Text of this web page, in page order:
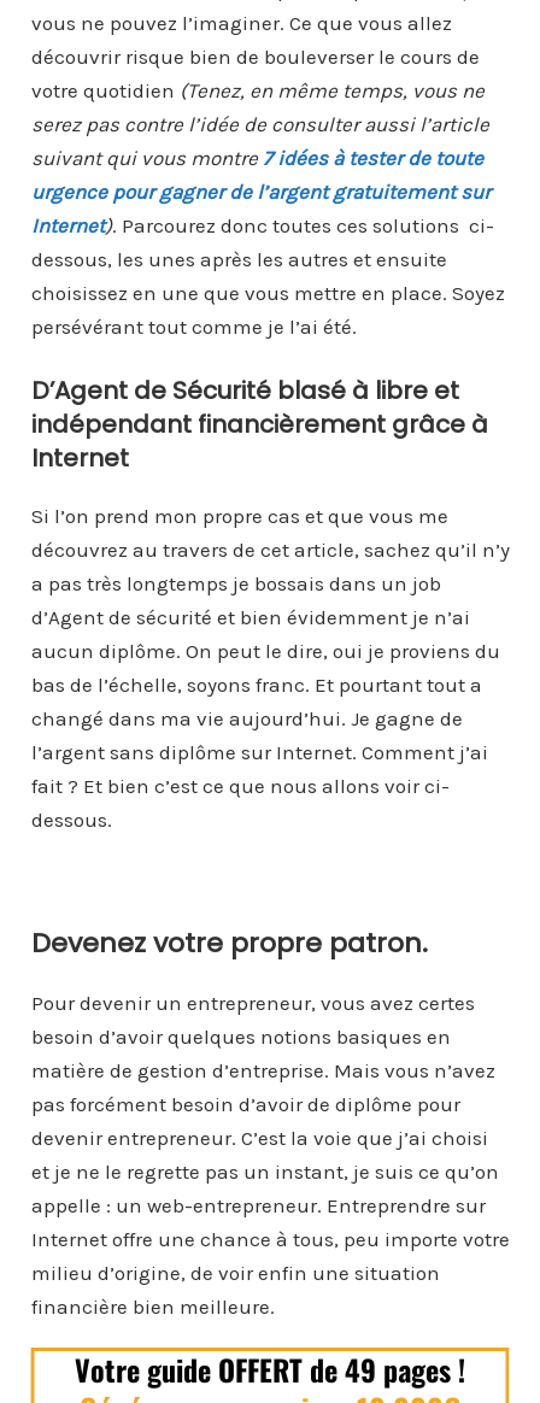
vous ne pouvez l’imaginer. Ce que vous allez
découvrir risque bien de bouleverser le cours de
votre quotidien (Tenez, en même temps, vous ne
serez pas contre l’idée de consulter aussi l’article
suivant qui vous montre 7 idées à tester de toute
urgence pour gagner de l’argent gratuitement sur
Internet). Parcourez donc toutes ces solutions ci-
dessous, les unes après les autres et ensuite
choisissez en une que vous mettre en place. Soyez
persévérant tout comme je l’ai été.
D’Agent de Sécurité blasé à libre et
indépendant financièrement grâce à
Internet
Si l’on prend mon propre cas et que vous me
découvrez au travers de cet article, sachez qu’il n’y
a pas très longtemps je bossais dans un job
d’Agent de sécurité et bien évidemment je n’ai
aucun diplôme. On peut le dire, oui je proviens du
bas de l’échelle, soyons franc. Et pourtant tout a
changé dans ma vie aujourd’hui. Je gagne de
l’argent sans diplôme sur Internet. Comment j’ai
fait ? Et bien c’est ce que nous allons voir ci-
dessous.
Devenez votre propre patron.
Pour devenir un entrepreneur, vous avez certes
besoin d’avoir quelques notions basiques en
matière de gestion d’entreprise. Mais vous n’avez
pas forcément besoin d’avoir de diplôme pour
devenir entrepreneur. C’est la voie que j’ai choisi
et je ne le regrette pas un instant, je suis ce qu’on
appelle : un web-entrepreneur. Entreprendre sur
Internet offre une chance à tous, peu importe votre
milieu d’origine, de voir enfin une situation
financière bien meilleure.